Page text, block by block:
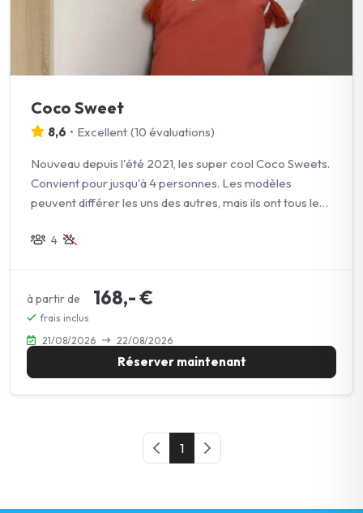
Coco Sweet
8,6 • Excellent (10 évaluations)
Nouveau depuis l'été 2021, les super cool Coco Sweets.
Convient pour jusqu'à 4 personnes. Les modèles
peuvent différer les uns des autres, mais ils ont tous les
4
à partir de 168,- €
frais inclus
21/08/2026
22/08/2026
Réserver maintenant
Page précédente
1 Page suivante